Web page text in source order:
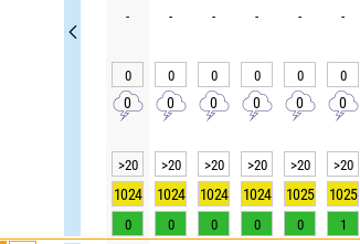
- - - - - -
0 0 0 0 0 0
0 0 0 0 0 0
>20 >20 >20 >20 >20 >20
1024 1024 1024 1024 1025 1025
0 0 0 0 0 1